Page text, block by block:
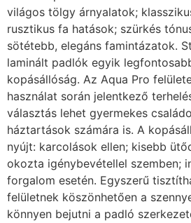
világos tölgy árnyalatok;
rusztikus fa hatások; szürkés
sötétebb, elegáns famintázatok.
laminált padlók egyik
kopásállóság. Az Aqua Pro
használat során jelentkező
választás lehet gyermekes
háztartások számára is. A
nyújt: karcolások ellen; kisebb
okozta igénybevétellel szemben;
forgalom esetén. Egyszerű
felületnek köszönhetően a
könnyen bejutni a padló